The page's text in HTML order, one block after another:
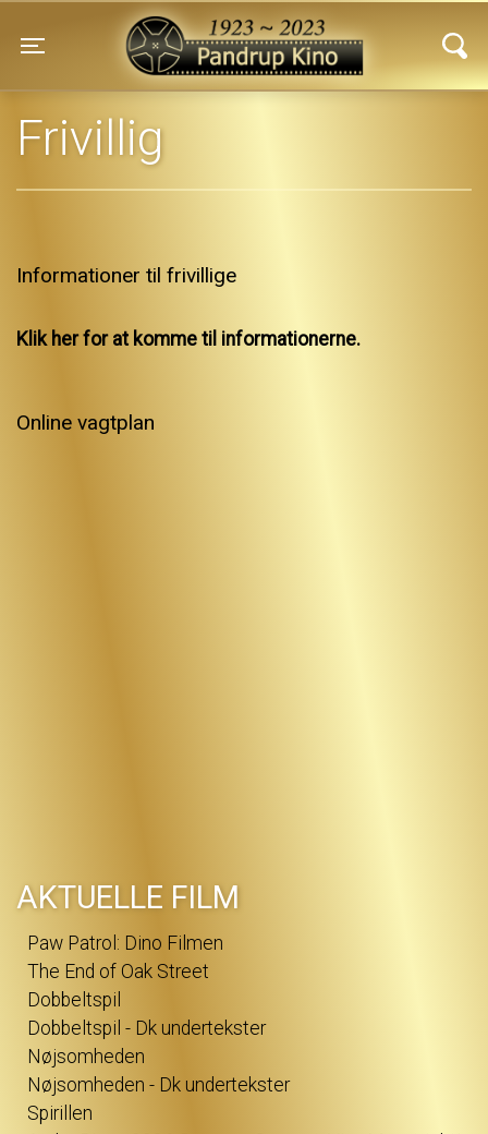
Toggle navigation
Pandrup Kino
Frivillig
Informationer til frivillige
Klik her for at komme til informationerne.
Online vagtplan
AKTUELLE FILM
Paw Patrol: Dino Filmen
The End of Oak Street
Dobbeltspil
Dobbeltspil - Dk undertekster
Nøjsomheden
Nøjsomheden - Dk undertekster
Spirillen